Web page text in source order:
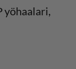
yöhaalari,